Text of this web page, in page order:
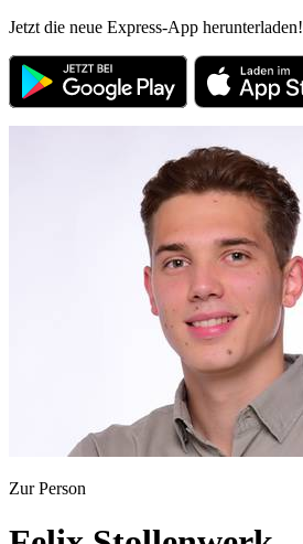
Jetzt die neue Express-App herunterladen!
Zur Person